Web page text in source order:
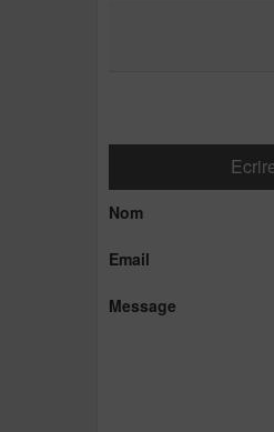
Nom
Email
Message